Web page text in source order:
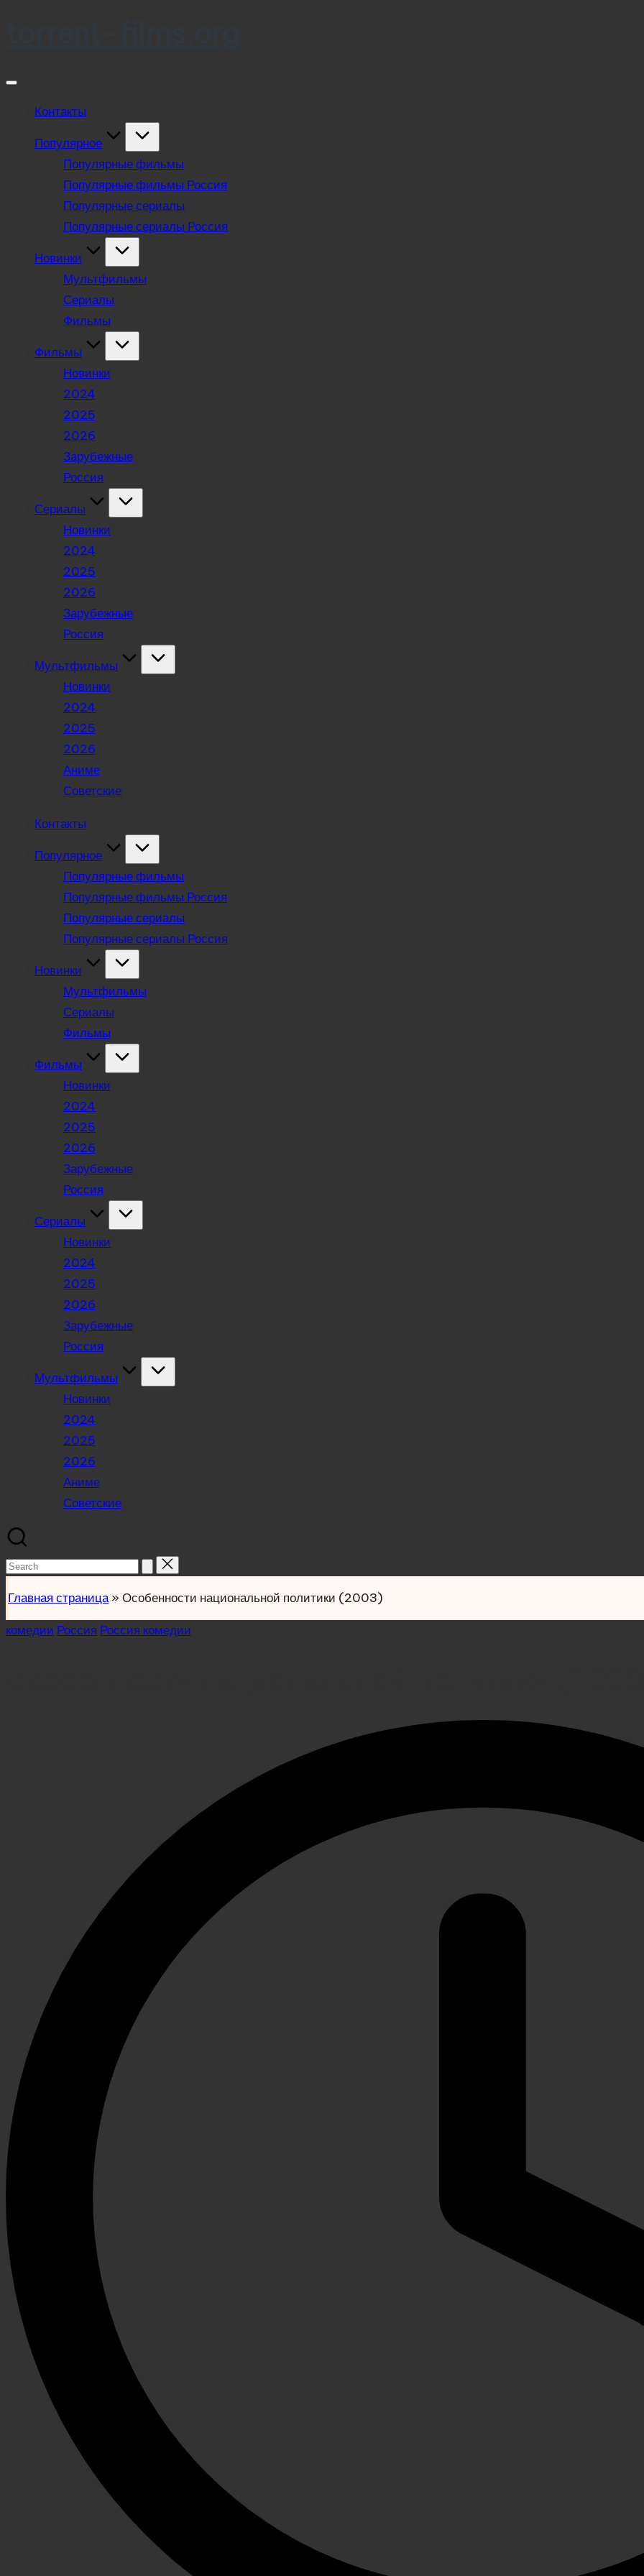
Контакты
Популярное
Популярные фильмы
Популярные фильмы Россия
Популярные сериалы
Популярные сериалы Россия
Новинки
Мультфильмы
Сериалы
Фильмы
Фильмы
Новинки
2024
2025
2026
Зарубежные
Россия
Сериалы
Новинки
2024
2025
2026
Зарубежные
Россия
Мультфильмы
Новинки
2024
2025
2026
Аниме
Советские
Контакты
Популярное
Популярные фильмы
Популярные фильмы Россия
Популярные сериалы
Популярные сериалы Россия
Новинки
Мультфильмы
Сериалы
Фильмы
Фильмы
Новинки
2024
2025
2026
Зарубежные
Россия
Сериалы
Новинки
2024
2025
2026
Зарубежные
Россия
Мультфильмы
Новинки
2024
2025
2026
Аниме
Советские
Search
Главная страница» Особенности национальной политики (2003)
Posted
комедии Россия Россия комедии